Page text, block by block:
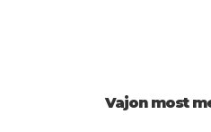
Vajon most